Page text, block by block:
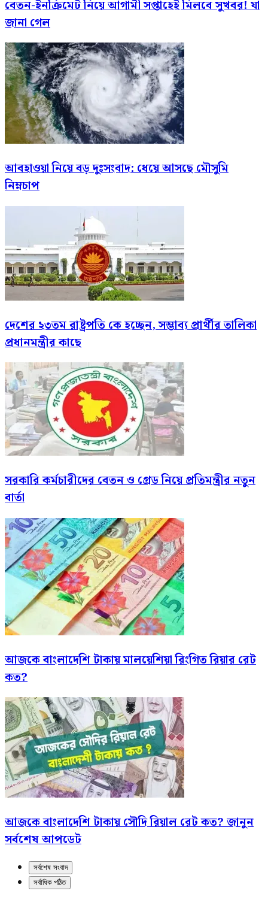
বেতন-ইনক্রিমেট নিয়ে আগামী সপ্তাহেই মিলবে সুখবর! যা
জানা গেল
আবহাওয়া নিয়ে বড় দুঃসংবাদ: ধেয়ে আসছে মৌসুমি
নিম্নচাপ
দেশের ২৩তম রাষ্ট্রপতি কে হচ্ছেন, সম্ভাব্য প্রার্থীর তালিকা
প্রধানমন্ত্রীর কাছে
সরকারি কর্মচারীদের বেতন ও গ্রেড নিয়ে প্রতিমন্ত্রীর নতুন
বার্তা
আজকে বাংলাদেশি টাকায় মালয়েশিয়া রিংগিত রিয়ার রেট
কত?
আজকে বাংলাদেশি টাকায় সৌদি রিয়াল রেট কত? জানুন
সর্বশেষ আপডেট
সর্বশেষ সংবাদ
সর্বাধিক পঠিত